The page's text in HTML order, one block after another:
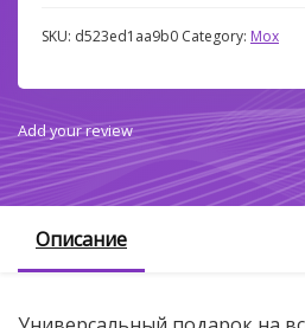
SKU: d523ed1aa9b0 Category: Мох
Add your review
Описание